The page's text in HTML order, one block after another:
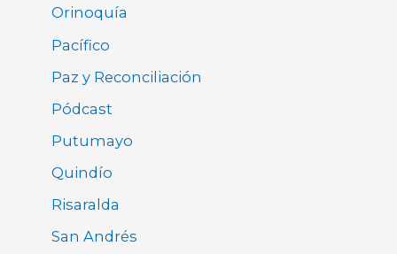
Orinoquía
Pacífico
Paz y Reconciliación
Pódcast
Putumayo
Quindío
Risaralda
San Andrés